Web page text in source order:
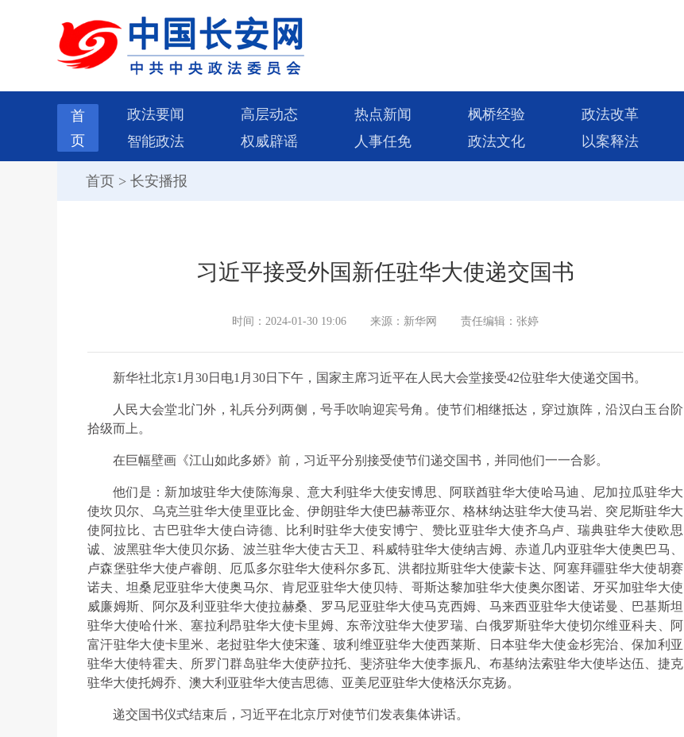
首
页
政法要闻 高层动态 热点新闻 枫桥经验 政法改革
智能政法
权威辟谣 人事任免 政法文化 以案释法
首页 > 长安播报
习近平接受外国新任驻华大使递交国书
时间：2024-01-30 19:06 来源：新华网 责任编辑：张婷
新华社北京1月30日电1月30日下午，国家主席习近平在人民大会堂接受42位驻华大使递交国书。
人民大会堂北门外，礼兵分列两侧，号手吹响迎宾号角。使节们相继抵达，穿过旗阵，沿汉白玉台阶
拾级而上。
在巨幅壁画《江山如此多娇》前，习近平分别接受使节们递交国书，并同他们一一合影。
他们是：新加坡驻华大使陈海泉、意大利驻华大使安博思、阿联酋驻华大使哈马迪、尼加拉瓜驻华大
使坎贝尔、乌克兰驻华大使里亚比金、伊朗驻华大使巴赫蒂亚尔、格林纳达驻华大使马岩、突尼斯驻华大
使阿拉比、古巴驻华大使白诗德、比利时驻华大使安博宁、赞比亚驻华大使齐乌卢、瑞典驻华大使欧思
诚、波黑驻华大使贝尔扬、波兰驻华大使古天卫、科威特驻华大使纳吉姆、赤道几内亚驻华大使奥巴马、
卢森堡驻华大使卢睿朗、厄瓜多尔驻华大使科尔多瓦、洪都拉斯驻华大使蒙卡达、阿塞拜疆驻华大使胡赛
诺夫、坦桑尼亚驻华大使奥马尔、肯尼亚驻华大使贝特、哥斯达黎加驻华大使奥尔图诺、牙买加驻华大使
威廉姆斯、阿尔及利亚驻华大使拉赫桑、罗马尼亚驻华大使马克西姆、马来西亚驻华大使诺曼、巴基斯坦
驻华大使哈什米、塞拉利昂驻华大使卡里姆、东帝汶驻华大使罗瑞、白俄罗斯驻华大使切尔维亚科夫、阿
富汗驻华大使卡里米、老挝驻华大使宋蓬、玻利维亚驻华大使西莱斯、日本驻华大使金杉宪治、保加利亚
驻华大使特霍夫、所罗门群岛驻华大使萨拉托、斐济驻华大使李振凡、布基纳法索驻华大使毕达伍、捷克
驻华大使托姆乔、澳大利亚驻华大使吉思德、亚美尼亚驻华大使格沃尔克扬。
递交国书仪式结束后，习近平在北京厅对使节们发表集体讲话。